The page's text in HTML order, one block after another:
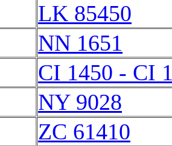
LK 85450
NN 1651
CI 1450 - CI
NY 9028
ZC 61410